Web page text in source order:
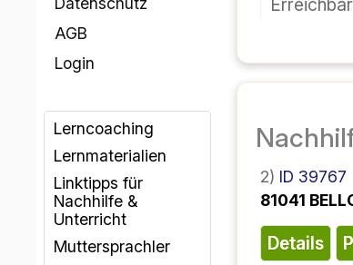
حفاظت از داده‌ها
شرایط و ضوابط
ورود
مربیگری یادگیری
مواد آموزشی
لینک‌های پیشنهادی
برای تدریس خصوصی
و کلاس‌های آموزشی
گویندگان بومی
دسترسی:
۲)
۳۹۷۶۷
۸۱۰۴۱ بلونا
جزئیات